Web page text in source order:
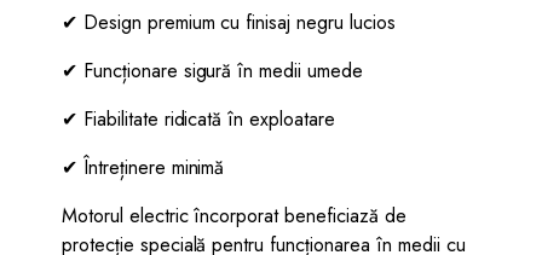
✔ Design premium cu finisaj negru lucios
✔ Funcționare sigură în medii umede
✔ Fiabilitate ridicată în exploatare
✔ Întreținere minimă
Motorul electric încorporat beneficiază de
protecție specială pentru funcționarea în medii cu